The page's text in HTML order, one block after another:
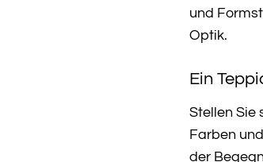
und
Optik.
Ein
Stellen Sie
Farben
der